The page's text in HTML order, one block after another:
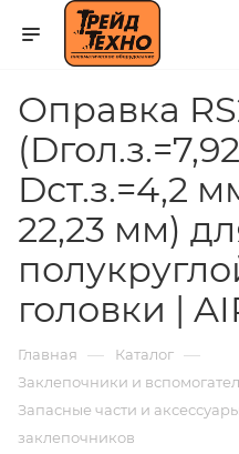
Оправка
Dст.з.=4,2
22,23 мм)
головки |
Главная — Каталог —
Заклепочники и
Запасные части и
заклепочников